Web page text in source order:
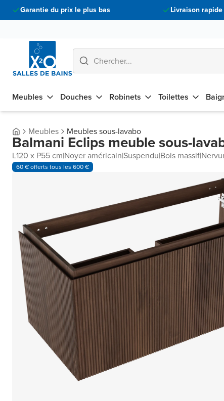
Garantie du prix le plus bas Livraison rapide
Meubles Douches Robinets Toilettes
Meubles Meubles sous-lavabo
Balmani Eclips meuble sous-
L120 x P55 cm|Noyer américain|Suspendu|Bois massif|
60 € offerts tous les 600 €